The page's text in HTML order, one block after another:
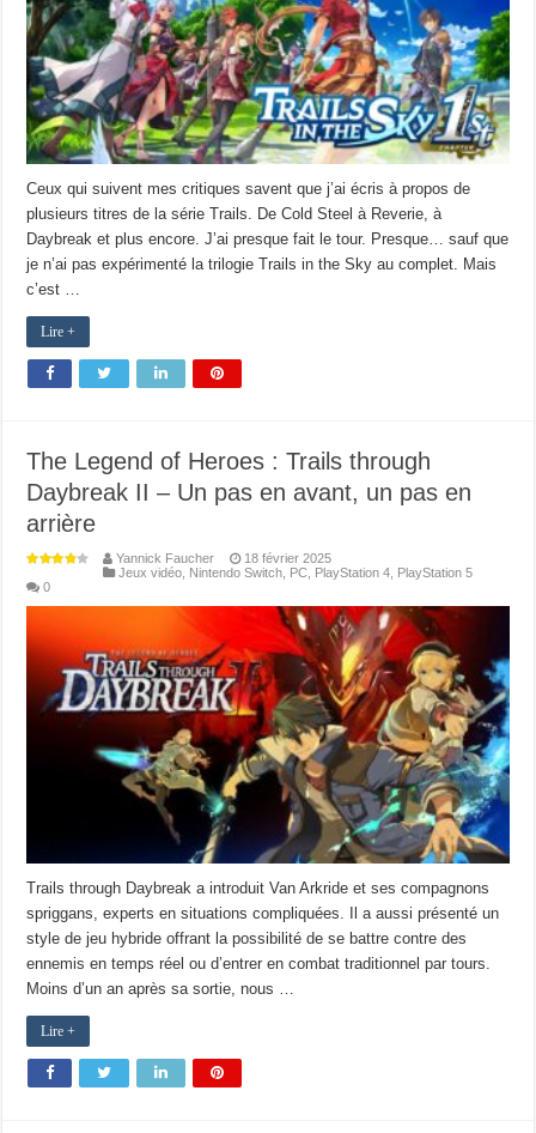
Ceux qui suivent mes critiques savent que j’ai écris à propos de
plusieurs titres de la série Trails. De Cold Steel à Reverie, à
Daybreak et plus encore. J’ai presque fait le tour. Presque… sauf que
je n’ai pas expérimenté la trilogie Trails in the Sky au complet. Mais
c’est …
Lire +
The Legend of Heroes : Trails through
Daybreak II – Un pas en avant, un pas en
arrière
Yannick Faucher
18 février 2025
Jeux vidéo, Nintendo Switch, PC, PlayStation 4, PlayStation 5
0
Trails through Daybreak a introduit Van Arkride et ses compagnons
spriggans, experts en situations compliquées. Il a aussi présenté un
style de jeu hybride offrant la possibilité de se battre contre des
ennemis en temps réel ou d’entrer en combat traditionnel par tours.
Moins d’un an après sa sortie, nous …
Lire +